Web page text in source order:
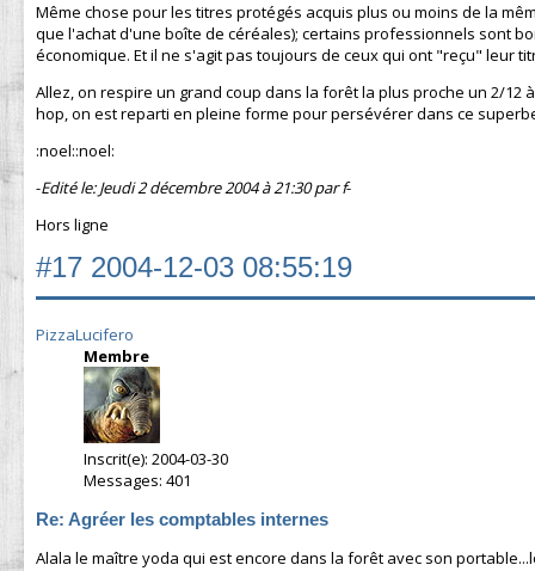
Même chose pour les titres protégés acquis plus ou moins de la
que l'achat d'une boîte de céréales); certains professionnels sont
économique. Et il ne s'agit pas toujours de ceux qui ont "reçu" leur
Allez, on respire un grand coup dans la forêt la plus proche un 2/
hop, on est reparti en pleine forme pour persévérer dans ce
:noel::noel:
-Edité le: Jeudi 2 décembre 2004 à 21:30 par f-
Hors ligne
#17 2004-12-03 08:55:19
PizzaLucifero
Membre
Inscrit(e): 2004-03-30
Messages: 401
Re: Agréer les comptables internes
Alala le maître yoda qui est encore dans la forêt avec son